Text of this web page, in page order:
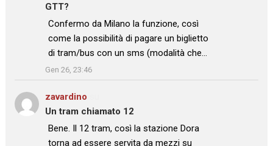
GTT?
: “
Confermo da Milano la funzione, così
come la possibilità di pagare un biglietto
di tram/bus con un sms (modalità che…
”
Gen 26, 23:46
zavardino
Un tram chiamato 12
: “Bene. Il 12 tram, così la stazione Dora
torna ad essere servita da mezzi su